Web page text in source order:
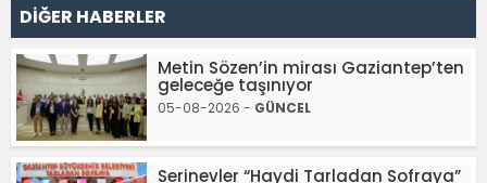
DİĞER HABERLER
Metin Sözen’in mirası Gaziantep’ten
geleceğe taşınıyor
05-08-2026 - GÜNCEL
Serinevler “Haydi Tarladan Sofraya”